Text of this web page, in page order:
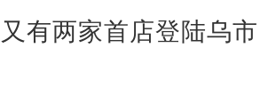
又有两家首店登陆乌